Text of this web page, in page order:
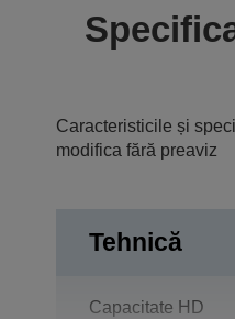
Caracteristicile și
modifica fără preaviz
Tehnică
Capacitate HD